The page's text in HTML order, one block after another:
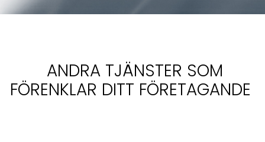
ANDRA TJÄNSTER SOM
FÖRENKLAR DITT FÖRETAGANDE